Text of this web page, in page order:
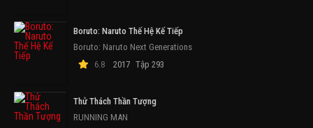
Boruto: Naruto Thế Hệ Kế Tiếp
Boruto: Naruto Next Generations
6.8
2017 Tập 293
Thử Thách Thần Tượng
RUNNING MAN